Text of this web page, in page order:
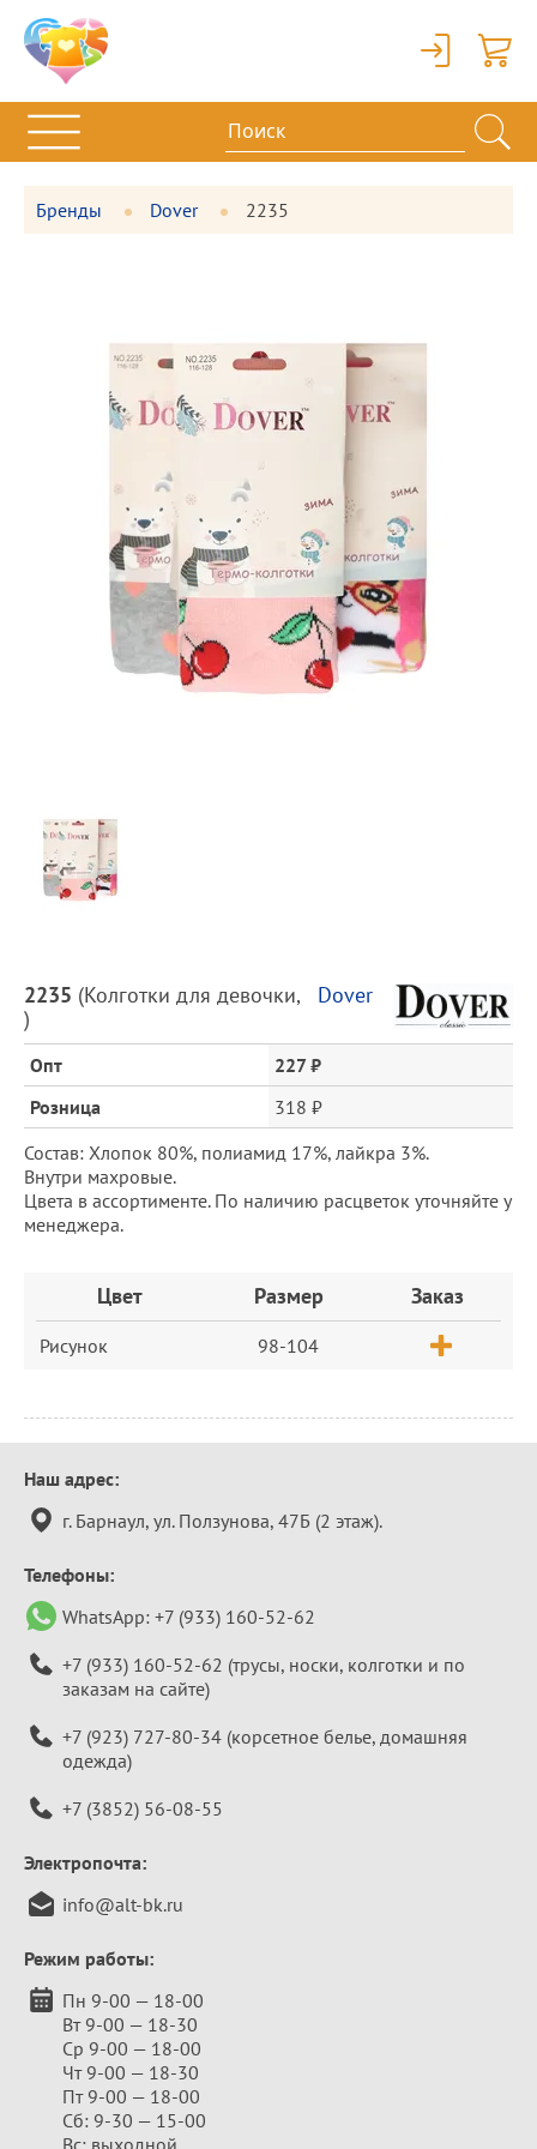
Вход
Бренды Dover 2235
Описание
товара
и
цена
2235 (Колготки для девочки,
Dover
)
Опт
227 ₽
Розница
318 ₽
Состав: Хлопок 80%, полиамид 17%, лайкра 3%.
Внутри махровые.
Цвета в ассортименте. По наличию расцветок уточняйте у
менеджера.
ЗаказЦвет Размер Заказ
Рисунок 98-104
Контактная
информация
Наш адрес:
г. Барнаул, ул. Ползунова, 47Б (2 этаж).
Телефоны:
WhatsApp: +7 (933) 160-52-62
+7 (933) 160-52-62 (трусы, носки, колготки и по
заказам на сайте)
+7 (923) 727-80-34 (корсетное белье, домашняя
одежда)
+7 (3852) 56-08-55
Электропочта:
info@alt-bk.ru
Режим работы:
Пн 9-00 — 18-00
Вт 9-00 — 18-30
Ср 9-00 — 18-00
Чт 9-00 — 18-30
Пт 9-00 — 18-00
Сб: 9-30 — 15-00
Вс: выходной